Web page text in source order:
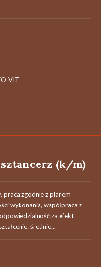
VIT
(k/m)
praca zgodnie z planem
wykonania, współpraca z
za efekt
średnie...